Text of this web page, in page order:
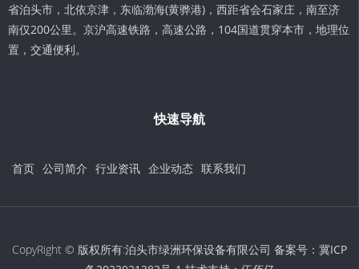
省泊头市，北依京津，东临渤海(黄骅港)，西距省会石家庄，南至济
南仅200公里。京沪高速铁路，高速公路，104国道贯穿本市，地理位
置，交通便利。
快速导航
首页 公司简介 行业资讯 企业动态 联系我们
CopyRight © 版权所有:泊头市绿洲环保设备有限公司 备案号： 冀ICP